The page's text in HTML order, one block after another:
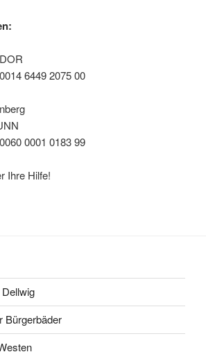
6449 2075 00
0001 0183 99
Ihre Hilfe!
Bürgerbäder